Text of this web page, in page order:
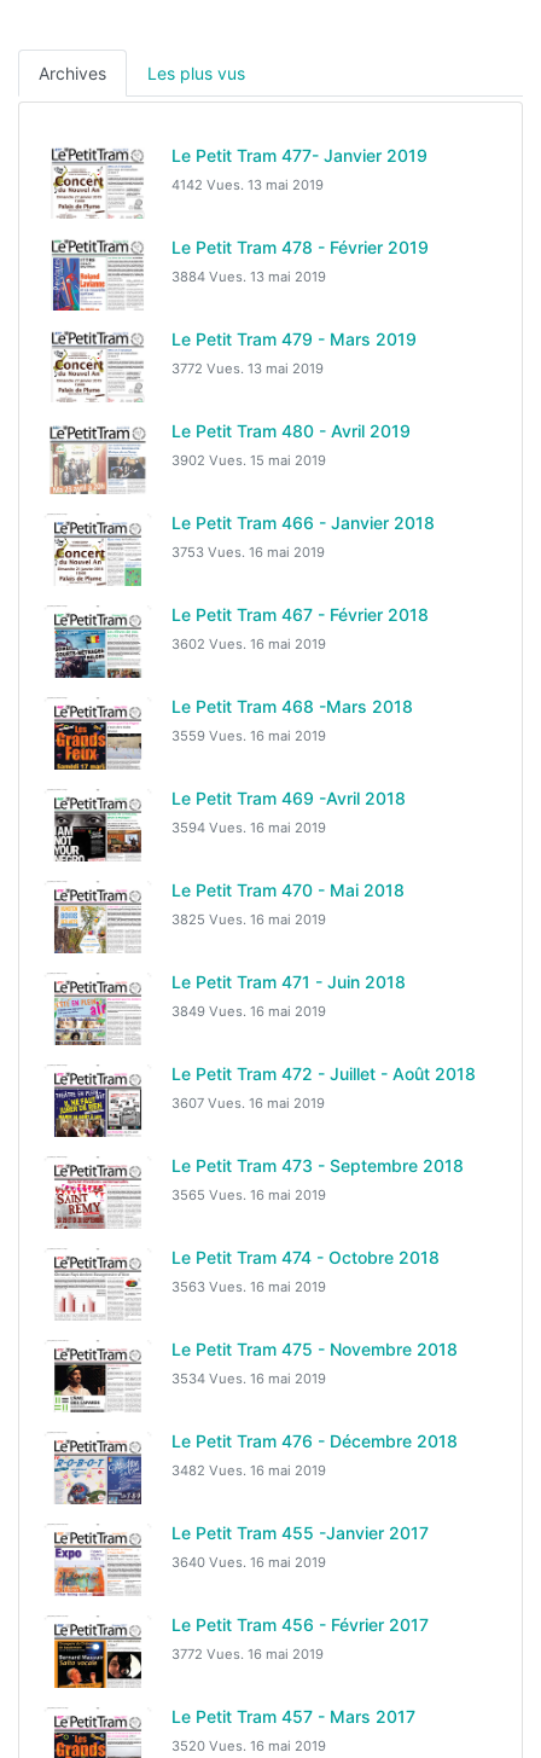
Archives Les plus vus
Le Petit Tram 477- Janvier 2019
4142 Vues. 13 mai 2019
Le Petit Tram 478 - Février 2019
3884 Vues. 13 mai 2019
Le Petit Tram 479 - Mars 2019
3772 Vues. 13 mai 2019
Le Petit Tram 480 - Avril 2019
3902 Vues. 15 mai 2019
Le Petit Tram 466 - Janvier 2018
3753 Vues. 16 mai 2019
Le Petit Tram 467 - Février 2018
3602 Vues. 16 mai 2019
Le Petit Tram 468 -Mars 2018
3559 Vues. 16 mai 2019
Le Petit Tram 469 -Avril 2018
3594 Vues. 16 mai 2019
Le Petit Tram 470 - Mai 2018
3825 Vues. 16 mai 2019
Le Petit Tram 471 - Juin 2018
3849 Vues. 16 mai 2019
Le Petit Tram 472 - Juillet - Août 2018
3607 Vues. 16 mai 2019
Le Petit Tram 473 - Septembre 2018
3565 Vues. 16 mai 2019
Le Petit Tram 474 - Octobre 2018
3563 Vues. 16 mai 2019
Le Petit Tram 475 - Novembre 2018
3534 Vues. 16 mai 2019
Le Petit Tram 476 - Décembre 2018
3482 Vues. 16 mai 2019
Le Petit Tram 455 -Janvier 2017
3640 Vues. 16 mai 2019
Le Petit Tram 456 - Février 2017
3772 Vues. 16 mai 2019
Le Petit Tram 457 - Mars 2017
3520 Vues. 16 mai 2019